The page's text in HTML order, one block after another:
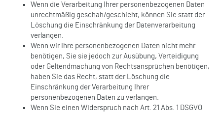
Wenn die Verarbeitung Ihrer personenbezogenen Daten
unrechtmäßig geschah/geschieht, können Sie statt der
Löschung die Einschränkung der Datenverarbeitung
verlangen.
Wenn wir Ihre personenbezogenen Daten nicht mehr
benötigen, Sie sie jedoch zur Ausübung, Verteidigung
oder Geltendmachung von Rechtsansprüchen benötigen,
haben Sie das Recht, statt der Löschung die
Einschränkung der Verarbeitung Ihrer
personenbezogenen Daten zu verlangen.
Wenn Sie einen Widerspruch nach Art. 21 Abs. 1 DSGVO